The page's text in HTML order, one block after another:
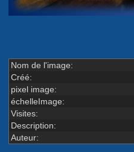
Nom de l'image:
Créé:
pixel image:
échelleImage:
Visites:
Description:
Auteur: